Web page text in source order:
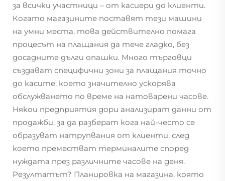
за всички участници – от касиери до клиенти.
Когато магазините поставят тези машини
на умни места, това действително помага
процесът на плащания да тече гладко, без
досадните дълги опашки. Много търговци
създават специфични зони за плащания точно
до касите, което значително ускорява
обслужването по време на натоварени часове.
Някои предприятия дори анализират данни от
продажби, за да разберат кога най-често се
образуват натрупвания от клиенти, след
което преместват терминалите според
нуждата през различните часове на деня.
Резултатът? Планировка на магазина, която